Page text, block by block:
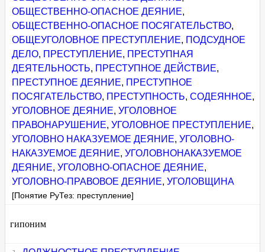
ОБЩЕСТВЕННО-ОПАСНОЕ ДЕЯНИЕ,
ОБЩЕСТВЕННО-ОПАСНОЕ ПОСЯГАТЕЛЬСТВО,
ОБЩЕУГОЛОВНОЕ ПРЕСТУПЛЕНИЕ, ПОДСУДНОЕ
ДЕЛО, ПРЕСТУПЛЕНИЕ, ПРЕСТУПНАЯ
ДЕЯТЕЛЬНОСТЬ, ПРЕСТУПНОЕ ДЕЙСТВИЕ,
ПРЕСТУПНОЕ ДЕЯНИЕ, ПРЕСТУПНОЕ
ПОСЯГАТЕЛЬСТВО, ПРЕСТУПНОСТЬ,СОДЕЯННОЕ,
УГОЛОВНОЕ ДЕЯНИЕ,УГОЛОВНОЕ
ПРАВОНАРУШЕНИЕ,УГОЛОВНОЕ ПРЕСТУПЛЕНИЕ,
УГОЛОВНО НАКАЗУЕМОЕ ДЕЯНИЕ,УГОЛОВНО-
НАКАЗУЕМОЕ ДЕЯНИЕ,УГОЛОВНОНАКАЗУЕМОЕ
ДЕЯНИЕ,УГОЛОВНО-ОПАСНОЕ ДЕЯНИЕ,
УГОЛОВНО-ПРАВОВОЕ ДЕЯНИЕ,УГОЛОВЩИНА
[Понятие РуТез: преступление]
гипоним